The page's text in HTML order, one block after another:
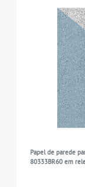
Papel de parede
80333BR60 em